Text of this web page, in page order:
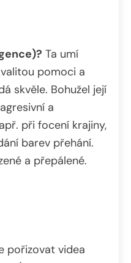
Ta umí
pomoci a
skvěle. Bohužel její
a
při focení krajiny,
barev přehání.
a přepálené.
pořizovat videa